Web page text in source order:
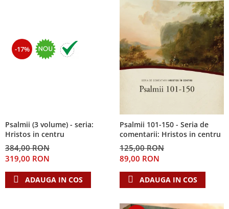
-17%
Psalmii (3 volume) - seria:
Hristos in centru
384,00 RON
319,00 RON
ADAUGA IN COS
Psalmii 101-150 - Seria de
comentarii: Hristos in centru
125,00 RON
89,00 RON
ADAUGA IN COS